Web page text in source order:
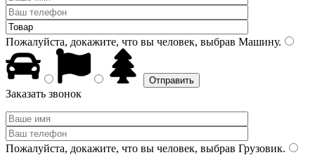
Пожалуйста, докажите, что вы человек, выбрав Машину.
Заказать звонок
Пожалуйста, докажите, что вы человек, выбрав Грузовик.